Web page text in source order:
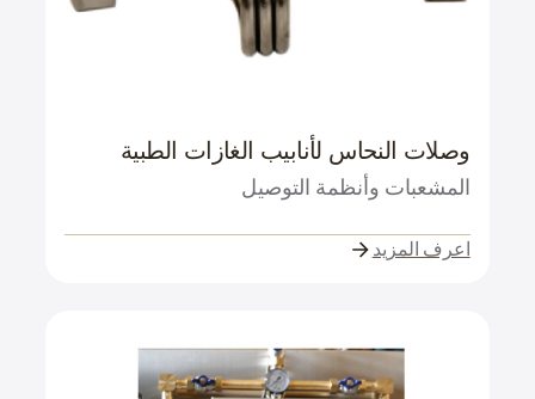
وصلات النحاس لأنابيب الغازات الطبية
المشعبات وأنظمة التوصيل
اعرف المزيد